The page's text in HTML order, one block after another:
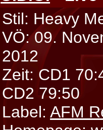
Stil: Heavy
VÖ: 09.
2012
Zeit: CD1
CD2 79:50
Label:AFM